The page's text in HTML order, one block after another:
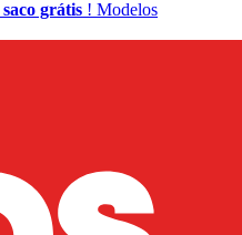
saco grátis ! Modelos